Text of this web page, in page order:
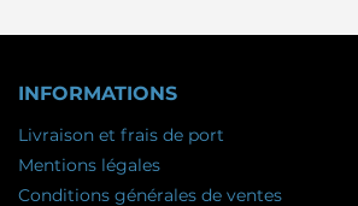
INFORMATIONS
Livraison et frais de port
Mentions légales
Conditions générales de ventes